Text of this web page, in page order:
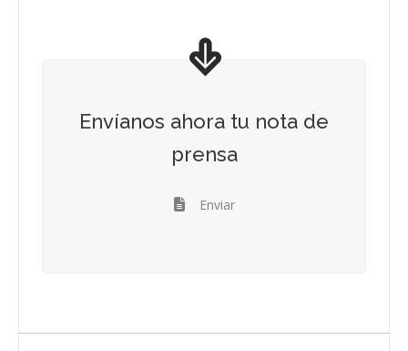
Envíanos ahora tu nota de
prensa
Enviar